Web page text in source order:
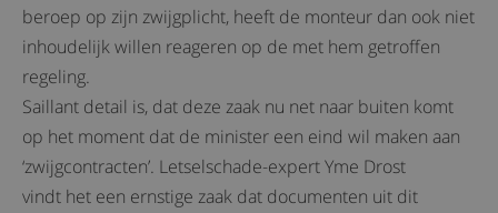
beroep op zijn zwijgplicht, heeft de monteur dan ook niet
inhoudelijk willen reageren op de met hem getroffen
regeling.
Saillant detail is, dat deze zaak nu net naar buiten komt
op het moment dat de minister een eind wil maken aan
‘zwijgcontracten’. Letselschade-expert Yme Drost
vindt het een ernstige zaak dat documenten uit dit